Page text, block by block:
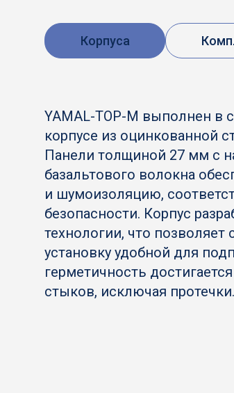
Корпуса
YAMAL-TOP-М выполнен в
корпусе из оцинкованной
Панели толщиной 27 мм с
базальтового волокна
и шумоизоляцию,
безопасности. Корпус
технологии, что позволяет
установку удобной для
герметичность
стыков, исключая протечки.